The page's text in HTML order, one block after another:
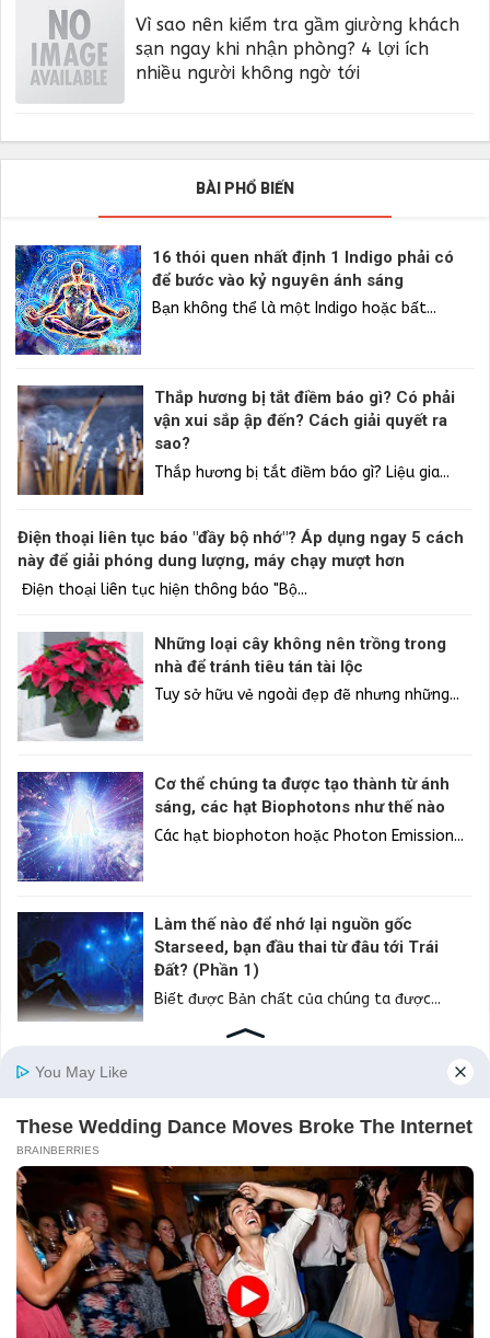
Vì sao nên kiểm tra gầm giường khách
sạn ngay khi nhận phòng? 4 lợi ích
nhiều người không ngờ tới
BÀI PHỔ BIẾN
16 thói quen nhất định 1 Indigo phải có
để bước vào kỷ nguyên ánh sáng
Bạn không thể là một Indigo hoặc bất...
Thắp hương bị tắt điềm báo gì? Có phải
vận xui sắp ập đến? Cách giải quyết ra
sao?
Thắp hương bị tắt điềm báo gì? Liệu gia...
Điện thoại liên tục báo "đầy bộ nhớ"? Áp dụng ngay 5 cách
này để giải phóng dung lượng, máy chạy mượt hơn
Điện thoại liên tục hiện thông báo "Bộ...
Những loại cây không nên trồng trong
nhà để tránh tiêu tán tài lộc
Tuy sở hữu vẻ ngoài đẹp đẽ nhưng những...
Cơ thể chúng ta được tạo thành từ ánh
sáng, các hạt Biophotons như thế nào
Các hạt biophoton hoặc Photon Emission...
Làm thế nào để nhớ lại nguồn gốc
Starseed, bạn đầu thai từ đâu tới Trái
Đất? (Phần 1)
Biết được Bản chất của chúng ta được...
"50 không xây nhà, 60 không trồng cây, 70 không may áo"
Trong dân gian Việt Nam có nhiều câu...
About